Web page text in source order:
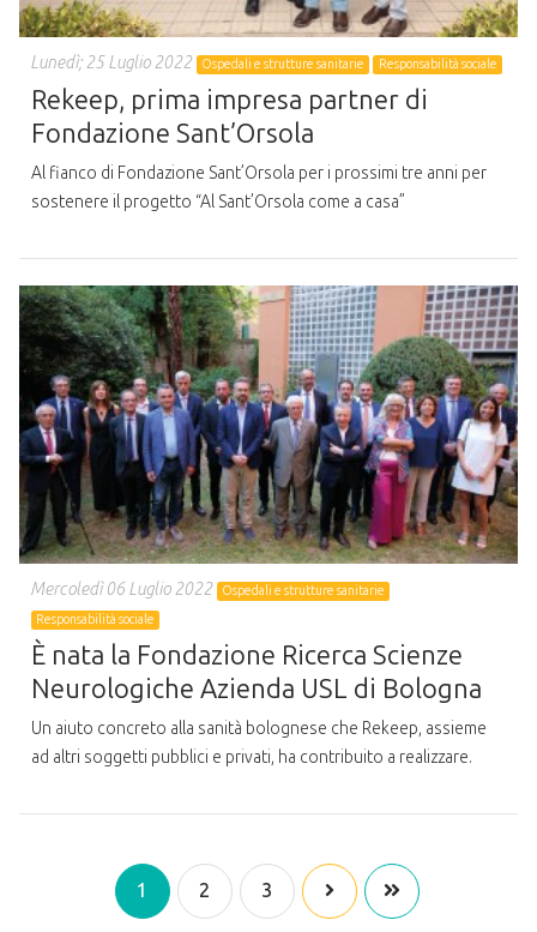
Lunedì; 25 Luglio 2022 Ospedali e strutture sanitarie Responsabilità sociale
Rekeep, prima impresa partner di
Fondazione Sant’Orsola
Al fianco di Fondazione Sant’Orsola per i prossimi tre anni per
sostenere il progetto “Al Sant’Orsola come a casa”
Mercoledì 06 Luglio 2022
Ospedali e strutture sanitarie
Responsabilità sociale
È nata la Fondazione Ricerca Scienze
Neurologiche Azienda USL di Bologna
Un aiuto concreto alla sanità bolognese che Rekeep, assieme
ad altri soggetti pubblici e privati, ha contribuito a realizzare.
1 2 3